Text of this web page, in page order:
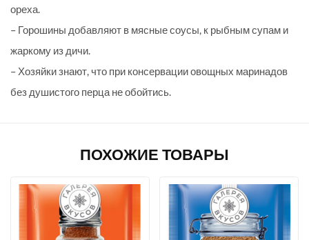
ореха.
– Горошины добавляют в мясные соусы, к рыбным супам и
жаркому из дичи.
– Хозяйки знают, что при консервации овощных маринадов
без душистого перца не обойтись.
ПОХОЖИЕ ТОВАРЫ